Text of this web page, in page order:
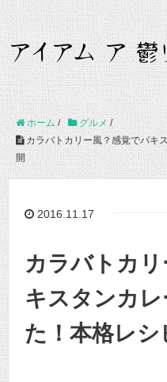
ホーム / グルメ /
カラバトカリー風？感覚でパキ
開
2016.11.17
カラバトカ
キスタンカ
た！本格レシ